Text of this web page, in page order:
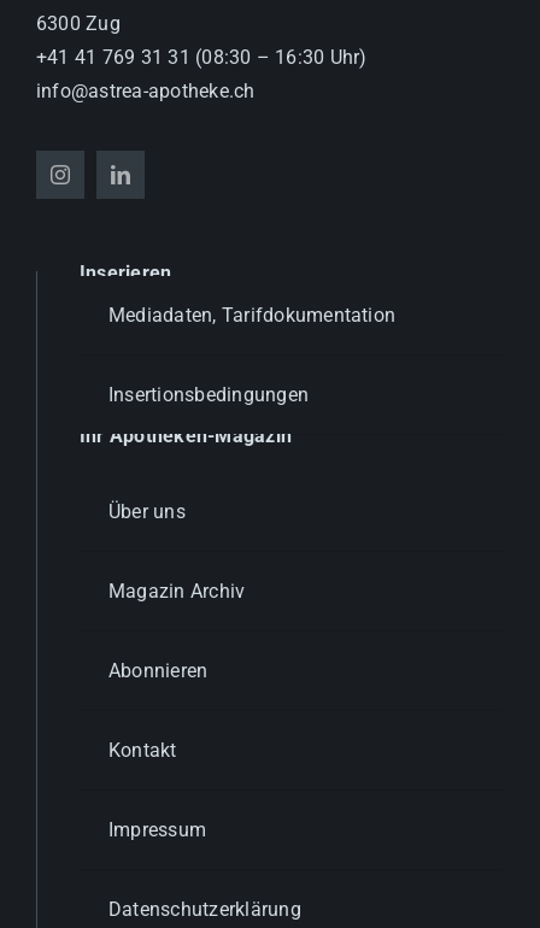
6300 Zug
+41 41 769 31 31 (08:30 – 16:30 Uhr)
info@astrea-apotheke.ch
Inserieren
Mediadaten, Tarifdokumentation
Insertionsbedingungen
Ihr Apotheken-Magazin
Über uns
Magazin Archiv
Abonnieren
Kontakt
Impressum
Datenschutzerklärung